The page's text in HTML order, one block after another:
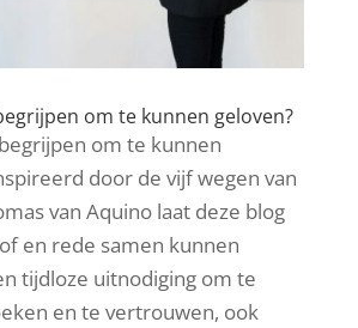
om te kunnen geloven?
om te kunnen
door de vijf wegen van
van Aquino laat deze blog
en rede samen kunnen
tijdloze uitnodiging om te
en te vertrouwen, ook